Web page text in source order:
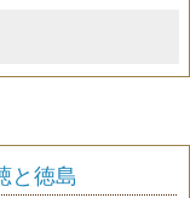
と徳島